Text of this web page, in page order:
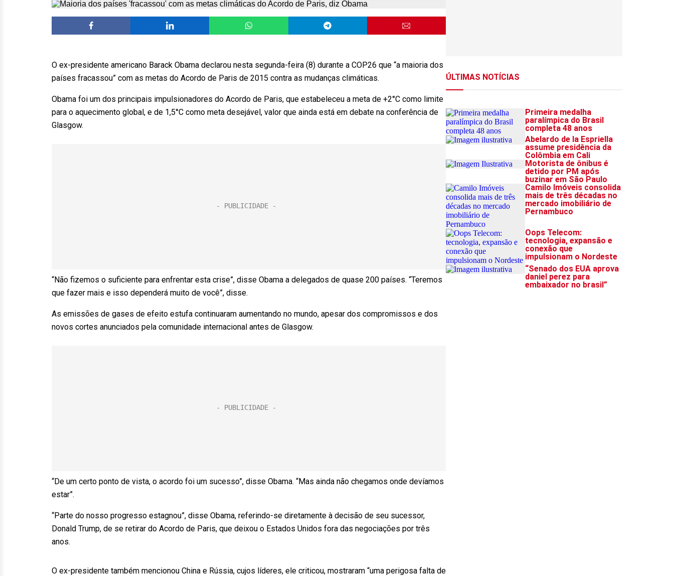
O ex-presidente americano Barack Obama declarou nesta segunda-feira (8) durante a COP26 que “a maioria dos
países fracassou” com as metas do Acordo de Paris de 2015 contra as mudanças climáticas.
Obama foi um dos principais impulsionadores do Acordo de Paris, que estabeleceu a meta de +2°C como limite
para o aquecimento global, e de 1,5°C como meta desejável, valor que ainda está em debate na conferência de
Glasgow.
“Não fizemos o suficiente para enfrentar esta crise”, disse Obama a delegados de quase 200 países. “Teremos
que fazer mais e isso dependerá muito de você”, disse.
As emissões de gases de efeito estufa continuaram aumentando no mundo, apesar dos compromissos e dos
novos cortes anunciados pela comunidade internacional antes de Glasgow.
“De um certo ponto de vista, o acordo foi um sucesso”, disse Obama. “Mas ainda não chegamos onde devíamos
estar”.
“Parte do nosso progresso estagnou”, disse Obama, referindo-se diretamente à decisão de seu sucessor,
Donald Trump, de se retirar do Acordo de Paris, que deixou o Estados Unidos fora das negociações por três
anos.
O ex-presidente também mencionou China e Rússia, cujos líderes, ele criticou, mostraram “uma perigosa falta de